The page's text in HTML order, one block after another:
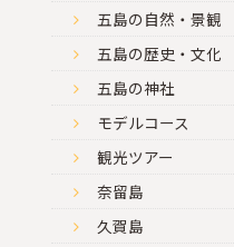
五島の自然・景観
五島の歴史・文化
五島の神社
モデルコース
観光ツアー
奈留島
久賀島